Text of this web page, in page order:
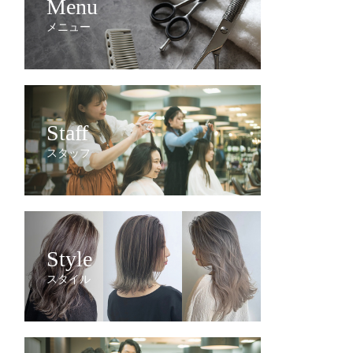
Menu
メニュー
Staff
スタッフ
Style
スタイル